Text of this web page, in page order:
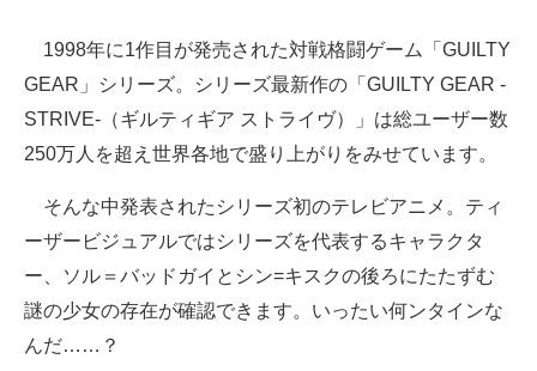
1998年に1作目が発売された対戦格闘ゲーム「GUILTY
GEAR」シリーズ。シリーズ最新作の「GUILTY GEAR -
STRIVE-（ギルティギア ストライヴ）」は総ユーザー数
250万人を超え世界各地で盛り上がりをみせています。
そんな中発表されたシリーズ初のテレビアニメ。ティ
ーザービジュアルではシリーズを代表するキャラクタ
ー、ソル＝バッドガイとシン=キスクの後ろにたたずむ
謎の少女の存在が確認できます。いったい何ンタインな
んだ……？